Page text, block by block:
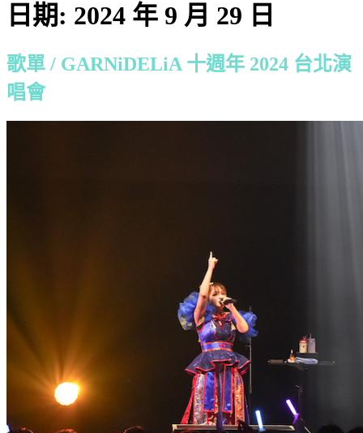
日期: 2024 年 9 月 29 日
歌單 / GARNiDELiA 十週年 2024 台北演
唱會